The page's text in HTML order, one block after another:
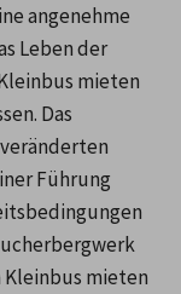
angenehme
Leben der
mieten
Das
Führung
Kleinbus mieten